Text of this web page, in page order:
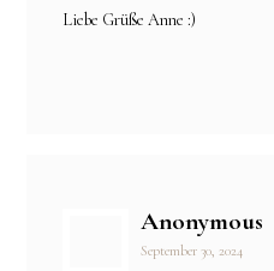
Liebe Grüße Anne :)
Anonymous
September 30, 2024